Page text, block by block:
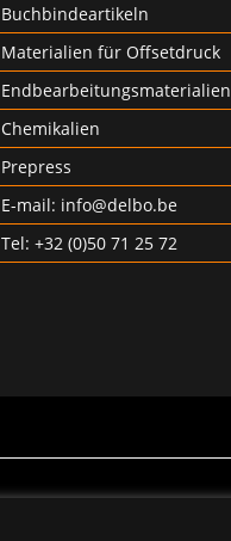
Buchbindeartikeln
Materialien für Offsetdruck
Endbearbeitungsmaterialien
Chemikalien
Prepress
E-mail: info@delbo.be
Tel: +32 (0)50 71 25 72